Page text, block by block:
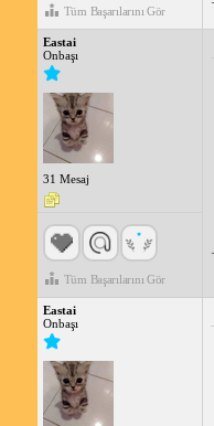
Tüm Başarılarını Gör
Eastai
Onbaşı
31 Mesaj
Tüm Başarılarını Gör
Eastai
Onbaşı